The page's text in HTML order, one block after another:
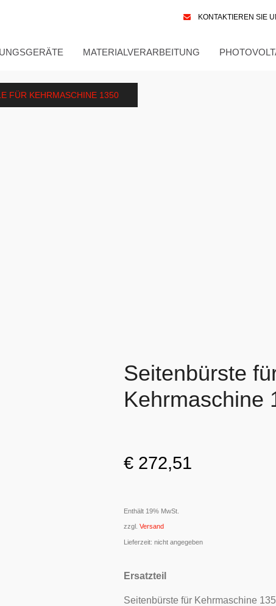
KONTAKTIEREN SIE
MATERIALVERARBEITUNG
FÜR KEHRMASCHINE 1350
Seitenbürste
Kehrmaschine
€272,51
Enthält 19% MwSt.
zzgl. Versand
Lieferzeit: nicht angegeben
Ersatzteil
Seitenbürste für Kehrmaschine